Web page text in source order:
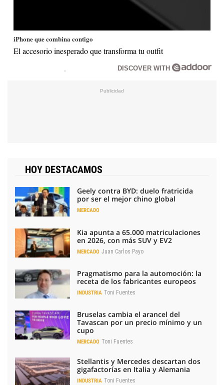
iPhone que combina contigo
El accesorio inesperado que transforma tu outfit
DISCOVER WITH
HOY DESTACAMOS
Geely contra BYD: duelo fratricida
por ser el mejor chino global
MERCADO
Kia apunta a 65.000 matriculaciones
en 2026, con más SUV y EV2
MERCADO Juan Carlos Payo
Pragmatismo para la automoción: la
receta de los fabricantes europeos
INDUSTRIA Toni Fuentes
Bruselas cambia el arancel del
Tavascan por un precio mínimo y un
cupo
MERCADO Toni Fuentes
Stellantis y Mercedes descartan dos
gigafactorías en Italia y Alemania
INDUSTRIA Toni Fuentes